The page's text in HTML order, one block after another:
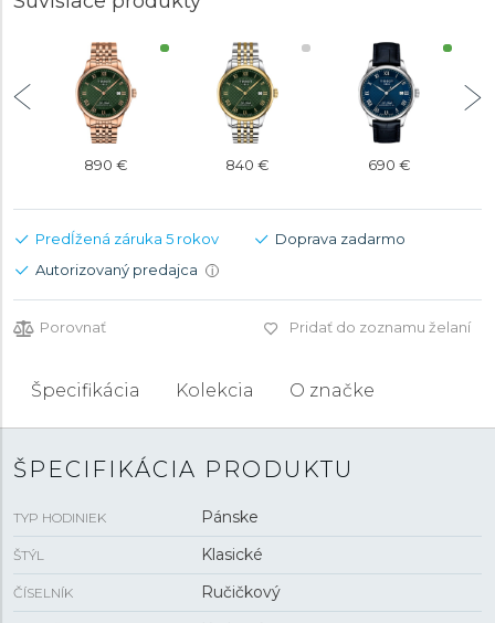
890 € 840 € 690 €
Predĺžená záruka 5 rokov
Doprava zadarmo
Autorizovaný predajca
i
Porovnať Pridať do zoznamu želaní
Špecifikácia Kolekcia O značke
ŠPECIFIKÁCIA PRODUKTU
TYP HODINIEK Pánske
ŠTÝL Klasické
ČÍSELNÍK Ručičkový